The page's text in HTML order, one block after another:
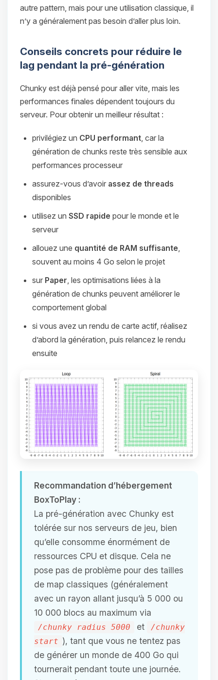
autre pattern, mais pour une utilisation classique, il
n’y a généralement pas besoin d’aller plus loin.
Conseils concrets pour réduire le
lag pendant la pré-génération
Chunky est déjà pensé pour aller vite, mais les
performances finales dépendent toujours du
serveur. Pour obtenir un meilleur résultat :
privilégiez un CPU performant , car la
génération de chunks reste très sensible aux
performances processeur
assurez-vous d’avoir assez de threads
disponibles
utilisez un SSD rapide pour le monde et le
serveur
allouez une quantité de RAM suffisante
souvent au moins 4 Go selon le projet
sur Paper , les optimisations liées à la
génération de chunks peuvent améliorer le
comportement global
si vous avez un rendu de carte actif, réalisez
d’abord la génération, puis relancez le rendu
ensuite
Recommandation d’hébergement
BoxToPlay :
La pré-génération avec Chunky est
tolérée sur nos serveurs de jeu, bien
qu’elle consomme énormément de
ressources CPU et disque. Cela ne
pose pas de problème pour des tailles
de map classiques (généralement
avec un rayon allant jusqu’à 5 000 ou
10 000 blocs au maximum via
/chunky radius 5000 et
/chunky
start ), tant que vous ne tentez pas
de générer un monde de 400 Go qui
tournerait pendant toute une journée.